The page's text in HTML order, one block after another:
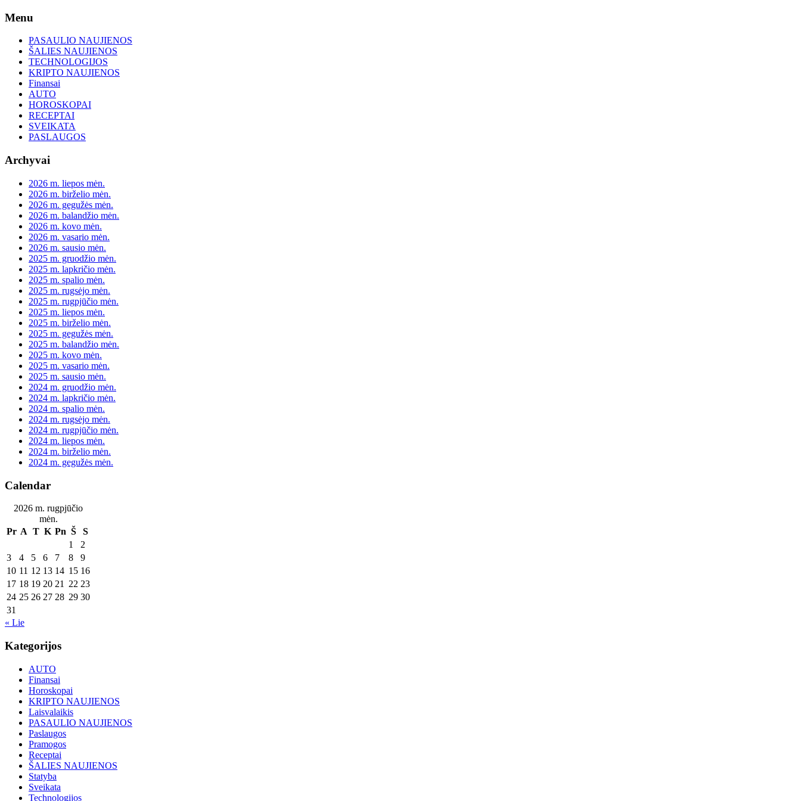
Skip
content
Menu
PASAULIO NAUJIENOS
ŠALIES NAUJIENOS
TECHNOLOGIJOS
KRIPTO NAUJIENOS
Finansai
AUTO
HOROSKOPAI
RECEPTAI
SVEIKATA
PASLAUGOS
Archyvai
2026 m. liepos mėn.
2026 m. birželio mėn.
2026 m. gegužės mėn.
2026 m. balandžio mėn.
2026 m. kovo mėn.
2026 m. vasario mėn.
2026 m. sausio mėn.
2025 m. gruodžio mėn.
2025 m. lapkričio mėn.
2025 m. spalio mėn.
2025 m. rugsėjo mėn.
2025 m. rugpjūčio mėn.
2025 m. liepos mėn.
2025 m. birželio mėn.
2025 m. gegužės mėn.
2025 m. balandžio mėn.
2025 m. kovo mėn.
2025 m. vasario mėn.
2025 m. sausio mėn.
2024 m. gruodžio mėn.
2024 m. lapkričio mėn.
2024 m. spalio mėn.
2024 m. rugsėjo mėn.
2024 m. rugpjūčio mėn.
2024 m. liepos mėn.
2024 m. birželio mėn.
2024 m. gegužės mėn.
Calendar
2026 m. rugpjūčio
mėn.
Pr A T K Pn Š
S
1
2
3
4 5 6 7 8
9
10 11 12 13 14 15 16
17 18 19 20 21 22 23
24 25 26 27 28 29 30
31
« Lie
Kategorijos
AUTO
Finansai
Horoskopai
KRIPTO NAUJIENOS
Laisvalaikis
PASAULIO NAUJIENOS
Paslaugos
Pramogos
Receptai
ŠALIES NAUJIENOS
Statyba
Sveikata
Technologijos